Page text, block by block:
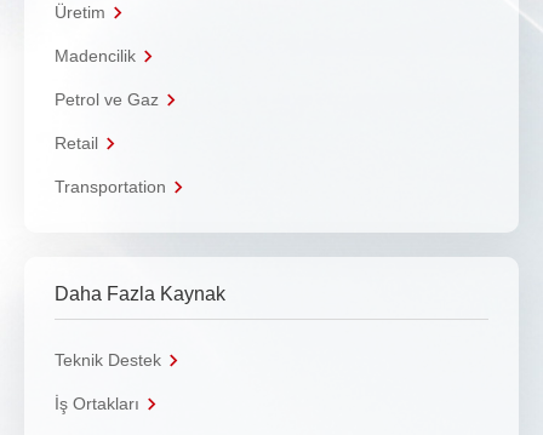
Üretim
Madencilik
Petrol ve Gaz
Retail
Transportation
Daha Fazla Kaynak
Teknik Destek
İş Ortakları